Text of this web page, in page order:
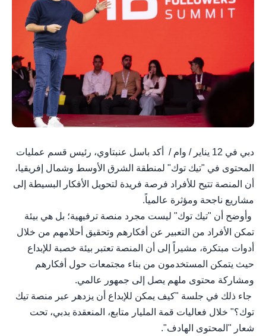
دبي في 12 يناير / وام / أكد باسل عنبتاوي، رئيس قسم عمليات
المحتوى في "تيك توك" لمنطقة الشرق الأوسط وشمال إفريقيا،
أن المنصة تتيح للأفراد فرصة فريدة لتحويل الأفكار البسيطة إلى
مشاريع ناجحة ومؤثرة عالمياً.
وأوضح أن "تيك توك" ليست مجرد منصة ترفيهية؛ بل هي بيئة
تمكن الأفراد من التعبير عن أفكارهم وتحقيق أحلامهم من خلال
أدوات مبتكرة، مشيراً إلى أن المنصة تعتبر بيئة خصبة للإبداع
حيث يتمكن المستخدمون من بناء مجتمعات حول أفكارهم
ومشاركة محتوى ملهم يصل إلى جمهور عالمي.
جاء ذلك في جلسة "كيف يمكن للإبداع أن يزدهر عبر منصة تيك
توك؟" خلال فعاليات قمة المليار متابع، المنعقدة بدبي، تحت
شعار "المحتوى الهادف".